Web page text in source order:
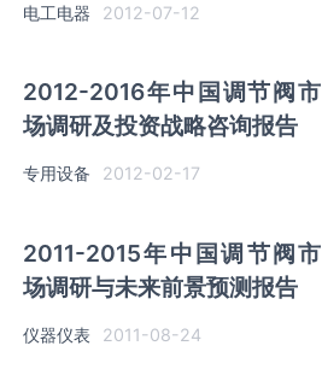
电工电器 2012-07-12
2012-2016年中国调节阀市
场调研及投资战略咨询报告
专用设备 2012-02-17
2011-2015年中国调节阀市
场调研与未来前景预测报告
仪器仪表 2011-08-24